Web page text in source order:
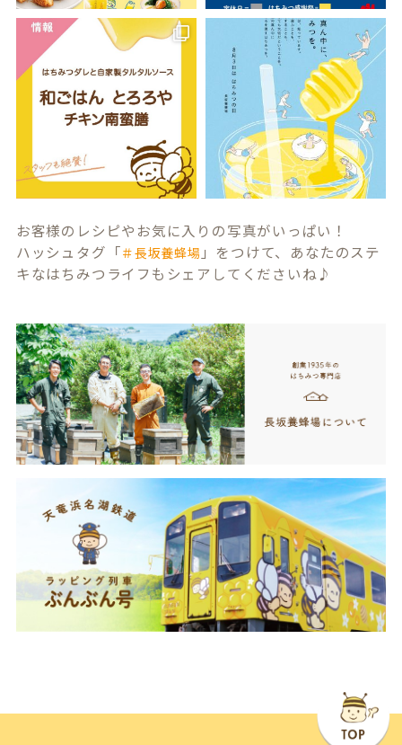
お客様のレシピやお気に入りの写真がいっぱい！
ハッシュタグ「＃長坂養蜂場 」をつけて、あなたのステ
キなはちみつライフもシェアしてくださいね♪